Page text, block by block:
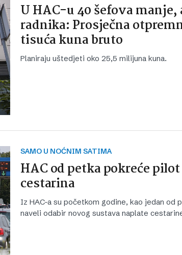
U HAC-u 40 šefova manje,
radnika: Prosječna
tisuća kuna bruto
Planiraju uštedjeti oko 25,5 milijuna kuna.
SAMO U NOĆNIM SATIMA
HAC od petka pokreće
cestarina
Iz HAC-a su početkom godine, kao jedan od
naveli odabir novog sustava naplate